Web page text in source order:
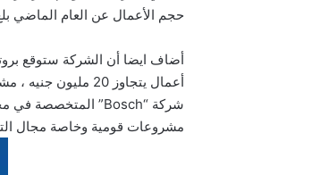
حجم الأعمال عن العام الماضي بلغ 30% ومن المتوقع أن تصل قيمتها إلى 160 مليون جنيه بنهاية عام
أضاف ايضا أن الشركة ستوقع
أعمال يتجاوز 20
مشروعات قومية وخاصة مجال